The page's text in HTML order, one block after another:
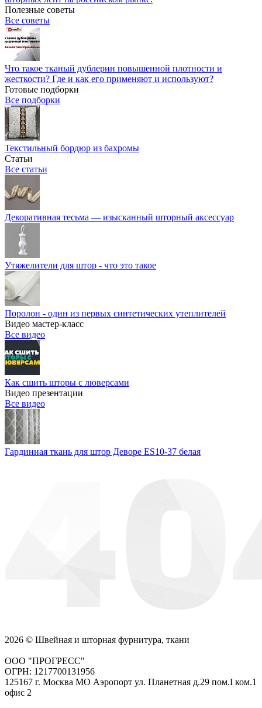
Полезные советы
Все советы
Что такое тканый дублерин повышенной плотности и
жесткости? Где и как его применяют и используют?
Готовые подборки
Все подборки
Текстильный бордюр из бахромы
Статьи
Все статьи
Декоративная тесьма — изысканный шторный аксессуар
Утяжелители для штор - что это такое
Поролон - один из первых синтетических утеплителей
Видео мастер-класс
Все видео
Как сшить шторы с люверсами
Видео презентации
Все видео
Гардинная ткань для штор Деворе ES10-37 белая
2026 © Швейная и шторная фурнитура, ткани
ООО "ПРОГРЕСС"
ОГРН: 1217700131956
125167 г. Москва МО Аэропорт ул. Планетная д.29 пом.I ком.1
офис 2